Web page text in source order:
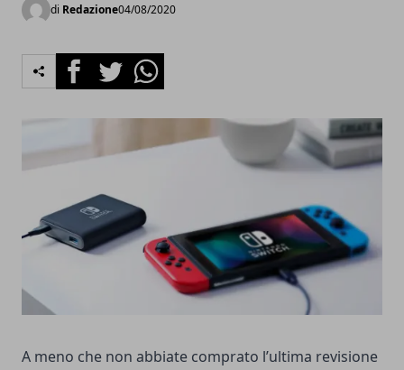
di Redazione04/08/2020
FacebookTwitterWhatsapp
A meno che non abbiate comprato l’ultima revisione